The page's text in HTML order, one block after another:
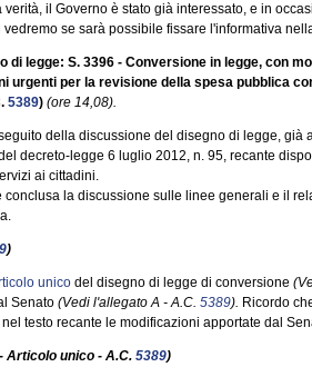
verità, il Governo è stato già interessato, e in
se sarà possibile fissare l'informativa
di legge: S. 3396 - Conversione in legge, con
urgenti per la revisione della spesa pubblica
5389) (ore 14,08).
della discussione del disegno di legge, già
decreto-legge 6 luglio 2012, n. 95, recante
ai cittadini.
la discussione sulle linee generali e il
)
unico del disegno di legge di conversione
Senato (Vedi l'allegato A - A.C. 5389). Ricordo
nel testo recante le modificazioni apportate dal
Articolo unico - A.C. 5389)